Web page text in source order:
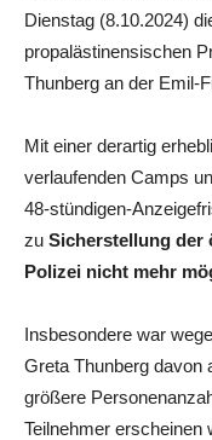
Dienstag (8.10.2024)
propalästinensischen
Thunberg an der Emil-
Mit einer derartig
verlaufenden Camps
48-stündigen-
zu Sicherstellung der
Polizei nicht mehr
Insbesondere war
Greta Thunberg davon
größere
Teilnehmer erscheinen